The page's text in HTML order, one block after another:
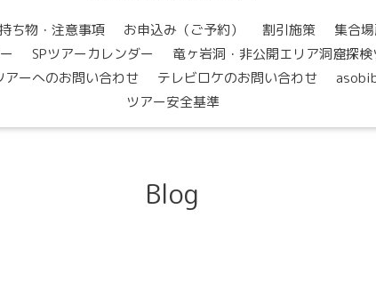
持ち物・注意事項 お申込み（ご予約） 割引施策 集合
SPツアーカレンダー 竜ヶ岩洞・非公開エリア洞窟探検
アーへのお問い合わせ テレビロケのお問い合わせ
ツアー安全基準
Blog